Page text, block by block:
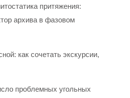
притяжения:
архива в фазовом
как сочетать экскурсии,
проблемных угольных